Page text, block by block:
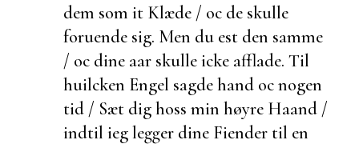
dem som it Klæde / oc de skulle
foruende sig. Men du est den samme
/ oc dine aar skulle icke afflade. Til
huilcken Engel sagde hand oc nogen
tid / Sæt dig hoss min høyre Haand /
indtil ieg legger dine Fiender til en